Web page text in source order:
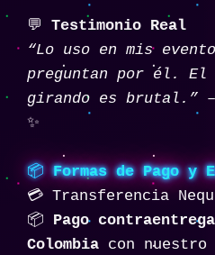
💬 Testimonio Real
“Lo uso en mis
preguntan por él. El
girando es brutal.”
✨
📦Formas de Pago y
💳 Transferencia
📦 Pago
Colombia con nuestro